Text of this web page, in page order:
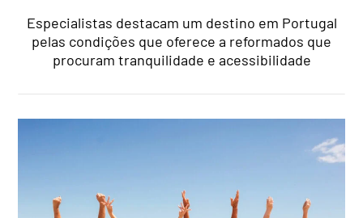
Especialistas destacam um destino em Portugal
pelas condições que oferece a reformados que
procuram tranquilidade e acessibilidade